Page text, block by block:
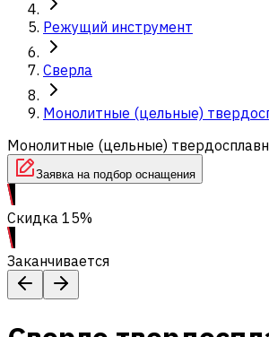
Режущий инструмент
Сверла
Монолитные (цельные)
Монолитные (цельные)
Заявка на подбор оснащения
Скидка 15%
Заканчивается